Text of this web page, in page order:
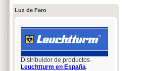
Luz de Faro
Distribuidor de productos
Leuchtturm en España.